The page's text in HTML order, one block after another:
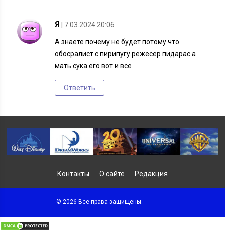
Я | 7.03.2024 20:06
А знаете почему не будет потому что
обосралист с пирипугу режесер пидарас а
мать сука его вот и все
Ответить
Контакты О сайте Редакция
© 2026 Все права защищены.